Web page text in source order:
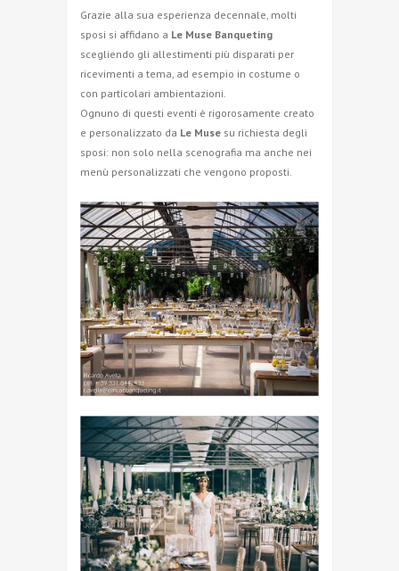
Grazie alla sua esperienza decennale, molti
sposi si affidano a Le Muse Banqueting
scegliendo gli allestimenti più disparati per
ricevimenti a tema, ad esempio in costume o
con particolari ambientazioni.
Ognuno di questi eventi è rigorosamente creato
e personalizzato da Le Muse su richiesta degli
sposi: non solo nella scenografia ma anche nei
menù personalizzati che vengono proposti.